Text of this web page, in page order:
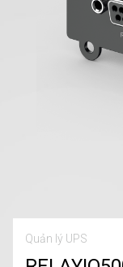
Quản lý UPS